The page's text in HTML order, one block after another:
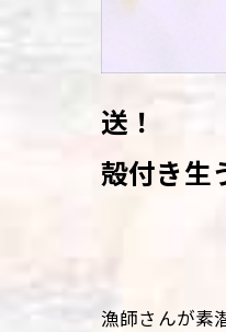
送！
殻付き生
漁師さんが素